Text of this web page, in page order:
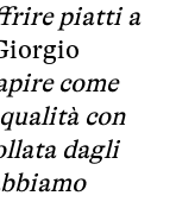
piatti a
come
con
dagli